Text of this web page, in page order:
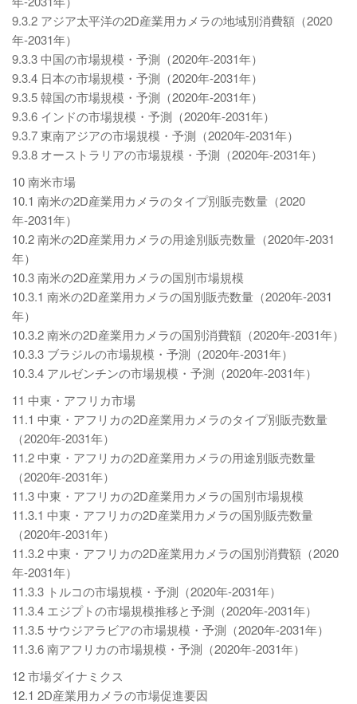
9.3.2 アジア太平洋の2D産業用カメラの地域別消費額（2020
年-2031年）
9.3.3 中国の市場規模・予測（2020年-2031年）
9.3.4 日本の市場規模・予測（2020年-2031年）
9.3.5 韓国の市場規模・予測（2020年-2031年）
9.3.6 インドの市場規模・予測（2020年-2031年）
9.3.7 東南アジアの市場規模・予測（2020年-2031年）
9.3.8 オーストラリアの市場規模・予測（2020年-2031年）
10 南米市場
10.1 南米の2D産業用カメラのタイプ別販売数量（2020
年-2031年）
10.2 南米の2D産業用カメラの用途別販売数量（2020年-2031
年）
10.3 南米の2D産業用カメラの国別市場規模
10.3.1 南米の2D産業用カメラの国別販売数量（2020年-2031
年）
10.3.2 南米の2D産業用カメラの国別消費額（2020年-2031年）
10.3.3 ブラジルの市場規模・予測（2020年-2031年）
10.3.4 アルゼンチンの市場規模・予測（2020年-2031年）
11 中東・アフリカ市場
11.1 中東・アフリカの2D産業用カメラのタイプ別販売数量
（2020年-2031年）
11.2 中東・アフリカの2D産業用カメラの用途別販売数量
（2020年-2031年）
11.3 中東・アフリカの2D産業用カメラの国別市場規模
11.3.1 中東・アフリカの2D産業用カメラの国別販売数量
（2020年-2031年）
11.3.2 中東・アフリカの2D産業用カメラの国別消費額（2020
年-2031年）
11.3.3 トルコの市場規模・予測（2020年-2031年）
11.3.4 エジプトの市場規模推移と予測（2020年-2031年）
11.3.5 サウジアラビアの市場規模・予測（2020年-2031年）
11.3.6 南アフリカの市場規模・予測（2020年-2031年）
12 市場ダイナミクス
12.1 2D産業用カメラの市場促進要因